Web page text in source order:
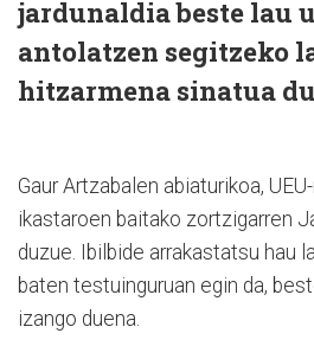
jardunaldia beste lau
antolatzen segitzeko
hitzarmena sinatua
Gaur Artzabalen abiaturikoa,
ikastaroen baitako zortzigarren
duzue. Ibilbide arrakastatsu hau
baten testuinguruan egin da,
izango duena.